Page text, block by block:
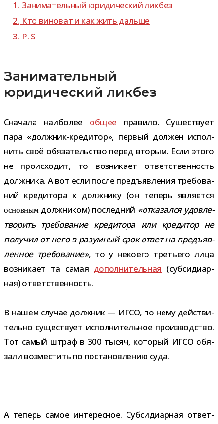
1. Занимательный юри­ди­че­ский ликбез
2. Кто вино­ват и как жить дальше
3. P. S.
Занимательный
юридический ликбез
Сначала наи­бо­лее общее пра­вило. Существует
пара «должник-​кредитор», пер­вый дол­жен испол­
нить своё обя­за­тель­ство перед вто­рым. Если этого
не про­ис­хо­дит, то воз­ни­кает ответ­ствен­ность
долж­ника. А вот если после предъ­яв­ле­ния тре­бо­ва­
ний кре­ди­тора к долж­нику (он теперь явля­ется
основ­нымдолж­ни­ком) послед­ний «отка­зался удо­вле­
тво­рить тре­бо­ва­ние кре­ди­тора или кре­ди­тор не
полу­чил от него в разум­ный срок ответ на предъ­яв­
лен­ное тре­бо­ва­ние», то у неко­его тре­тьего лица
воз­ни­кает та самая допол­ни­тель­ная (суб­си­диар­
ная) ответственность.
В нашем слу­чае долж­ник — ИГСО, по нему дей­стви­
тельно суще­ствует испол­ни­тель­ное про­из­вод­ство.
Тот самый штраф в 300 тысяч, кото­рый ИГСО обя­
зали воз­ме­стить по поста­нов­ле­нию суда.
А теперь самое инте­рес­ное. Субсидиарная ответ­